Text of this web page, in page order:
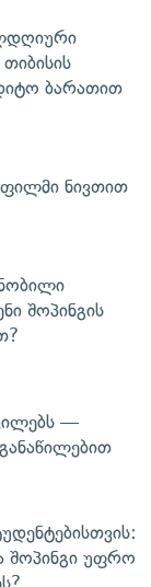
ბარათით
ფილმი ნივთით
შოპინგის
—
შოპინგი უფრო